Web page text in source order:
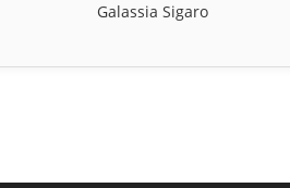
Galassia Sigaro